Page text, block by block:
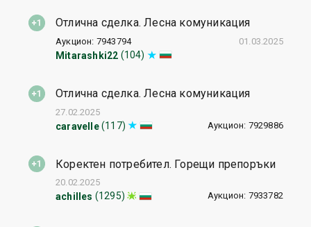
Отлична сделка. Лесна комуникация
Mitarashki22 (104)
Аукцион: 7943794 01.03.2025
Отлична сделка. Лесна комуникация
caravelle (117) Аукцион: 7929886
27.02.2025
Коректен потребител. Горещи препоръки
achilles (1295) Аукцион: 7933782
20.02.2025